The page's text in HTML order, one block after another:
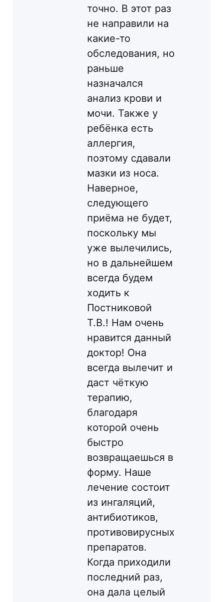
точно. В этот раз
не направили на
какие-то
обследования, но
раньше
назначался
анализ крови и
мочи. Также у
ребёнка есть
аллергия,
поэтому сдавали
мазки из носа.
Наверное,
следующего
приёма не будет,
поскольку мы
уже вылечились,
но в дальнейшем
всегда будем
ходить к
Постниковой
Т.В.! Нам очень
нравится данный
доктор! Она
всегда вылечит и
даст чёткую
терапию,
благодаря
которой очень
быстро
возвращаешься в
форму. Наше
лечение состоит
из ингаляций,
антибиотиков,
противовирусных
препаратов.
Когда приходили
последний раз,
она дала целый